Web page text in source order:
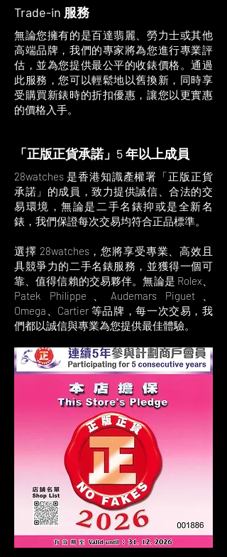
Trade-in 服務
無論您擁有的是百達翡麗、勞力士或其他
高端品牌，我們的專家將為您進行專業評
估，並為您提供最公平的收錶價格。通過
此服務，您可以輕鬆地以舊換新，同時享
受購買新錶時的折扣優惠，讓您以更實惠
的價格入手。
「正版正貨承諾」5 年以上成員
28watches 是香港知識產權署「正版正貨
承諾」的成員，致力提供誠信、合法的交
易環境，無論是二手名錶抑或是全新名
錶，我們保證每次交易均符合正品標準。
選擇 28watches，您將享受專業、高效且
具競爭力的二手名錶服務，並獲得一個可
靠、值得信賴的交易夥伴。無論是 Rolex、
Patek Philippe、Audemars Piguet、
Omega、Cartier 等品牌，每一次交易，我
們都以誠信與專業為您提供最佳體驗。